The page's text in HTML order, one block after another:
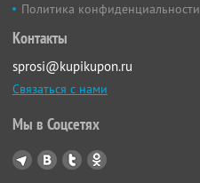
Политика конфиденциальности
Контакты
sprosi@kupikupon.ru
Связаться с нами
Мы в Соцсетях